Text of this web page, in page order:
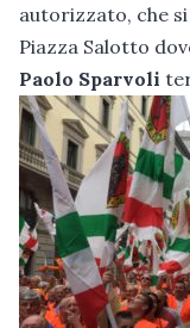
autorizzato, che
Piazza Salotto
Paolo Sparvoli